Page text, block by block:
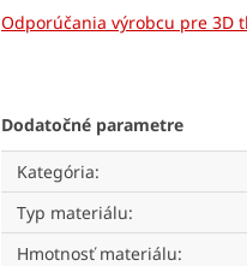
Odporúčania výrobcu pre 3D
Dodatočné parametre
Kategória:
Typ materiálu:
Hmotnosť materiálu: